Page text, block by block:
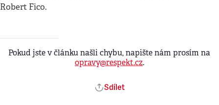
Robert Fico.
Pokud jste v článku našli chybu, napište nám prosím na
opravy@respekt.cz.
Sdílet